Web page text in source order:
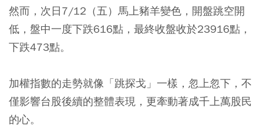
然而，次日7/12（五）馬上豬羊變色，開盤跳空開
低，盤中一度下跌616點，最終收盤收於23916點，
下跌473點。
加權指數的走勢就像「跳探戈」一樣，忽上忽下，不
僅影響台股後續的整體表現，更牽動著成千上萬股民
的心。